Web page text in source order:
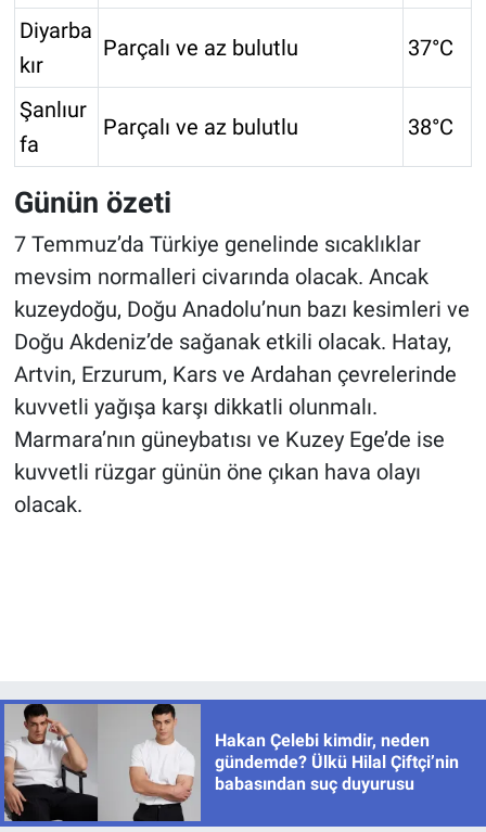
Diyarba
kır
Parçalı ve az bulutlu 37°C
Şanlıur
fa
Parçalı ve az bulutlu 38°C
Günün özeti
7 Temmuz’da Türkiye genelinde sıcaklıklar
mevsim normalleri civarında olacak. Ancak
kuzeydoğu, Doğu Anadolu’nun bazı kesimleri ve
Doğu Akdeniz’de sağanak etkili olacak. Hatay,
Artvin, Erzurum, Kars ve Ardahan çevrelerinde
kuvvetli yağışa karşı dikkatli olunmalı.
Marmara’nın güneybatısı ve Kuzey Ege’de ise
kuvvetli rüzgar günün öne çıkan hava olayı
olacak.
Hakan Çelebi kimdir, neden
gündemde? Ülkü Hilal Çiftçi’nin
babasından suç duyurusu